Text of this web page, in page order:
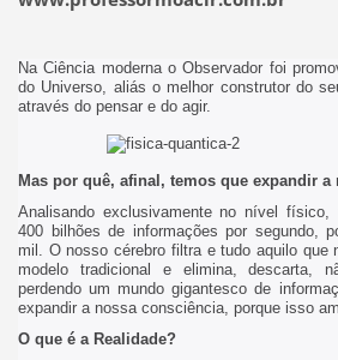
Na Ciência moderna o Observador foi
do Universo, aliás o melhor construtor do
através do pensar e do agir.
Mas por quê, afinal, temos que expandir a
Analisando exclusivamente no nível físico,
400 bilhões de informações por segundo,
mil. O nosso cérebro filtra e tudo aquilo que
modelo tradicional e elimina, descarta,
perdendo um mundo gigantesco de
expandir a nossa consciência, porque isso
O que é a Realidade?